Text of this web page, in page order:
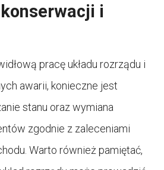
i
pracę układu rozrządu i
awarii, konieczne jest
stanu oraz wymiana
zgodnie z zaleceniami
Warto również pamiętać,